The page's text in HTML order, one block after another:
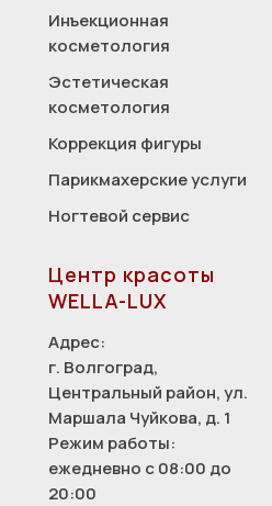
Инъекционная
косметология
Эстетическая
косметология
Коррекция фигуры
Парикмахерские услуги
Ногтевой сервис
Центр красоты
WELLA-LUX
Адрес:
г. Волгоград,
Центральный район, ул.
Маршала Чуйкова, д. 1
Режим работы:
ежедневно с 08:00 до
20:00